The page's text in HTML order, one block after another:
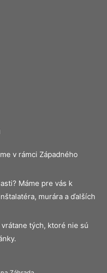
v rámci Západného
Máme pre vás k
murára a ďalších
tých, ktoré nie sú